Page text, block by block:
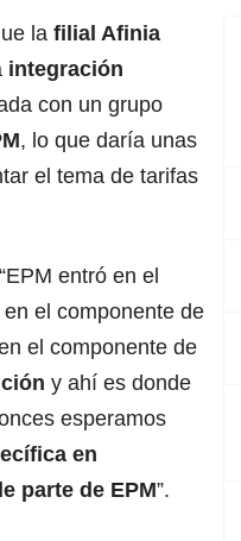
la filial Afinia
integración
con un grupo
, lo que daría unas
el tema de tarifas
entró en el
en el componente de
el componente de
y ahí es donde
esperamos
en
parte de EPM”.